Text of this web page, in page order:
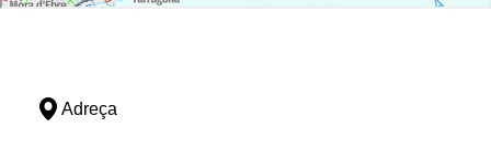
Adreça